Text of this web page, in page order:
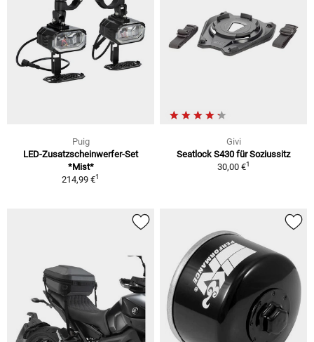
Puig
LED-Zusatzscheinwerfer-Set
*Mist*
214,99 €1
Givi
Seatlock S430 für Soziussitz
30,00 €1